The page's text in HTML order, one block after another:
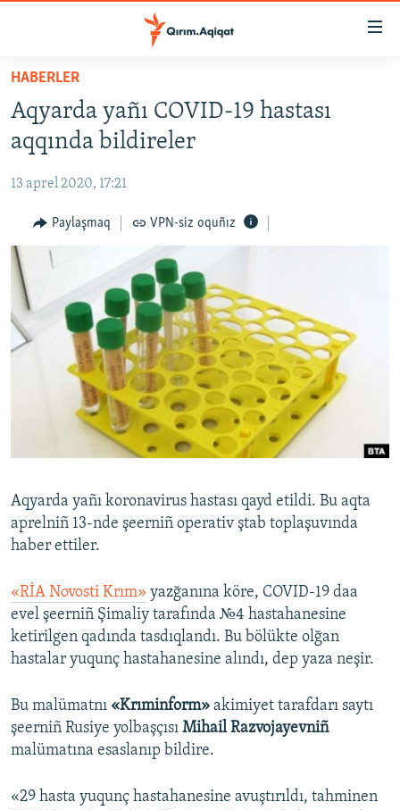
Esas
qaytmaq
Baş
navigatsiyağa
qaytmaq
qaytmaq
HABERLER
SİYASET
İQTİSADİYAT
CEMİYET
MEDENİYET
İNSAN AQLARI
VİDEO
SÜRET
BLOGLAR
Українською
QOŞULIÑIZ!
RFE/RS bütün saytları
HABERLER
Aqyarda yañı COVID-19 hastası
aqqında bildireler
13 aprel 2020, 17:21
Paylaşmaq VPN-siz oquñız
Aqyarda yañı koronavirus hastası qayd etildi. Bu aqta
aprelniñ 13-nde şeerniñ operativ ştab toplaşuvında
haber ettiler.
«RİA Novosti Krım» yazğanına köre, COVID-19 daa
evel şeerniñ Şimaliy tarafında №4 hastahanesine
ketirilgen qadında tasdıqlandı. Bu bölükte olğan
hastalar yuqunç hastahanesine alındı, dep yaza neşir.
Bu malümatnı «Krıminform» akimiyet tarafdarı saytı
şeerniñ Rusiye yolbaşçısı Mihail Razvojayevniñ
malümatına esaslanıp bildire.
«29 hasta yuqunç hastahanesine avuştırıldı, tahminen